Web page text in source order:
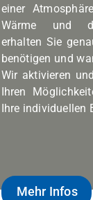
einer
Wärme und
erhalten Sie
benötigen und
Wir aktivieren
Ihren
Ihre individuellen
Mehr Infos